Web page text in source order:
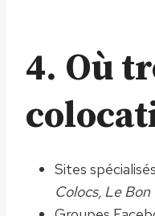
4. Où
Sites
Colocs, Le Bon